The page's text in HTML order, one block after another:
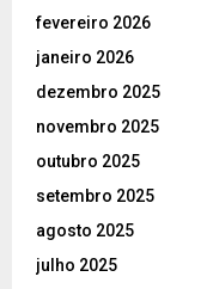
fevereiro 2026
janeiro 2026
dezembro 2025
novembro 2025
outubro 2025
setembro 2025
agosto 2025
julho 2025